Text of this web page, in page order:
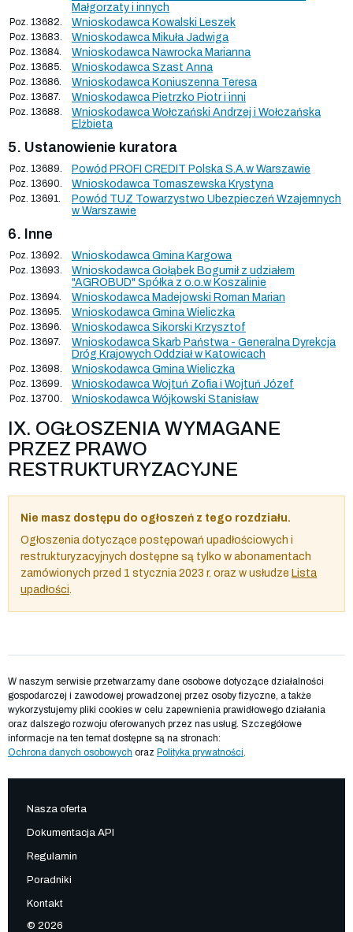
Małgorzaty i innych
Poz. 13682. Wnioskodawca Kowalski Leszek
Poz. 13683. Wnioskodawca Mikuła Jadwiga
Poz. 13684. Wnioskodawca Nawrocka Marianna
Poz. 13685. Wnioskodawca Szast Anna
Poz. 13686. Wnioskodawca Koniuszenna Teresa
Poz. 13687. Wnioskodawca Pietrzko Piotr i inni
Poz. 13688.
Wnioskodawca Wołczański Andrzej i Wołczańska
Elżbieta
5. Ustanowienie kuratora
Poz. 13689. Powód PROFI CREDIT Polska S.A.w Warszawie
Poz. 13690. Wnioskodawca Tomaszewska Krystyna
Poz. 13691.
Powód TUZ Towarzystwo Ubezpieczeń Wzajemnych
w Warszawie
6. Inne
Poz. 13692. Wnioskodawca Gmina Kargowa
Poz. 13693.
Wnioskodawca Gołąbek Bogumił z udziałem
"AGROBUD" Spółka z o.o.w Koszalinie
Poz. 13694. Wnioskodawca Madejowski Roman Marian
Poz. 13695. Wnioskodawca Gmina Wieliczka
Poz. 13696. Wnioskodawca Sikorski Krzysztof
Poz. 13697.
Wnioskodawca Skarb Państwa - Generalna Dyrekcja
Dróg Krajowych Oddział w Katowicach
Poz. 13698. Wnioskodawca Gmina Wieliczka
Poz. 13699. Wnioskodawca Wojtuń Zofia i Wojtuń Józef
Poz. 13700. Wnioskodawca Wójkowski Stanisław
IX. OGŁOSZENIA WYMAGANE
PRZEZ PRAWO
RESTRUKTURYZACYJNE
Nie masz dostępu do ogłoszeń z tego rozdziału.
Ogłoszenia dotyczące postępowań upadłościowych i
restrukturyzacyjnych dostępne są tylko w abonamentach
zamówionych przed 1 stycznia 2023 r. oraz w usłudze Lista
upadłości
W naszym serwisie przetwarzamy dane osobowe dotyczące działalności
gospodarczej i zawodowej prowadzonej przez osoby fizyczne, a także
wykorzystujemy pliki cookies w celu zapewnienia prawidłowego działania
oraz dalszego rozwoju oferowanych przez nas usług. Szczegółowe
informacje na ten temat dostępne są na stronach:
Ochrona danych osobowych oraz Polityka prywatności
Nasza oferta
Dokumentacja API
Regulamin
Poradniki
Kontakt
© 2026